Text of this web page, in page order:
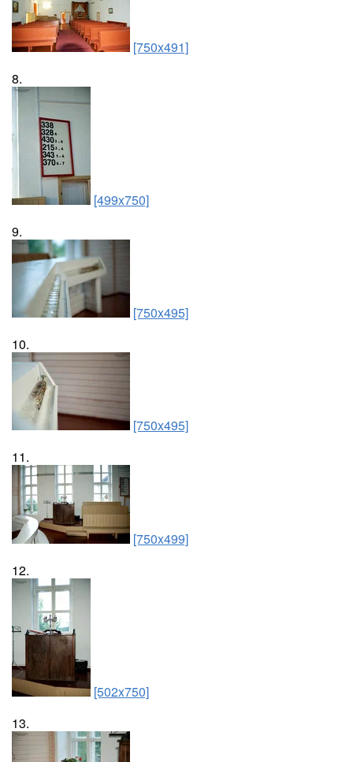
[750x491]
8.
[499x750]
9.
[750x495]
10.
[750x495]
11.
[750x499]
12.
[502x750]
13.